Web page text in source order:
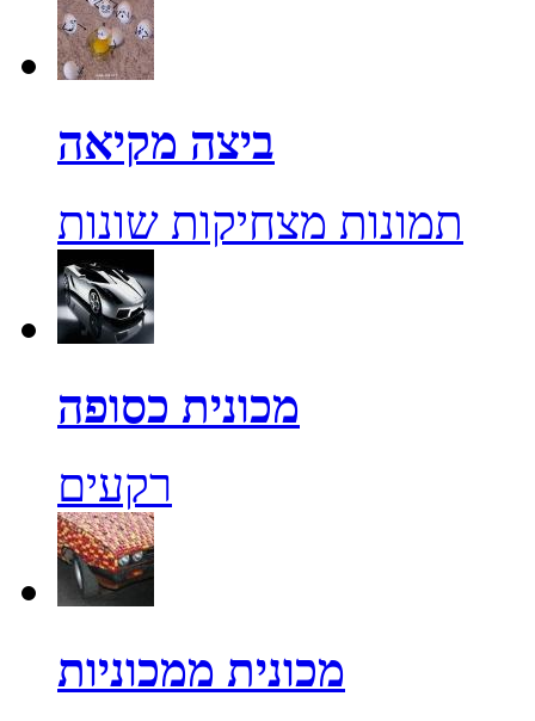
ביצה מקיאה
תמונות מצחיקות שונות
מכונית כסופה
רקעים
מכונית ממכוניות